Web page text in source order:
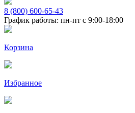
8 (800) 600-65-43
График работы: пн-пт с 9:00-18:00
Корзина
Избранное